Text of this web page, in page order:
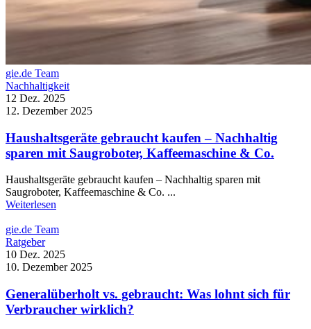
gie.de Team
Nachhaltigkeit
12 Dez. 2025
12. Dezember 2025
Haushaltsgeräte gebraucht kaufen – Nachhaltig
sparen mit Saugroboter, Kaffeemaschine & Co.
Haushaltsgeräte gebraucht kaufen – Nachhaltig sparen mit
Saugroboter, Kaffeemaschine & Co. ...
Weiterlesen
gie.de Team
Ratgeber
10 Dez. 2025
10. Dezember 2025
Generalüberholt vs. gebraucht: Was lohnt sich für
Verbraucher wirklich?